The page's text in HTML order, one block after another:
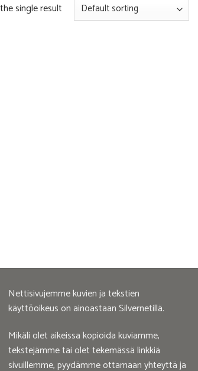
single result
Nettisivujemme kuvien ja tekstien
käyttöoikeus on ainoastaan Silvernetillä.
Mikäli olet aikeissa kopioida kuviamme,
tekstejämme tai olet tekemässä linkkiä
sivuillemme, pyydämme ottamaan yhteyttä ja